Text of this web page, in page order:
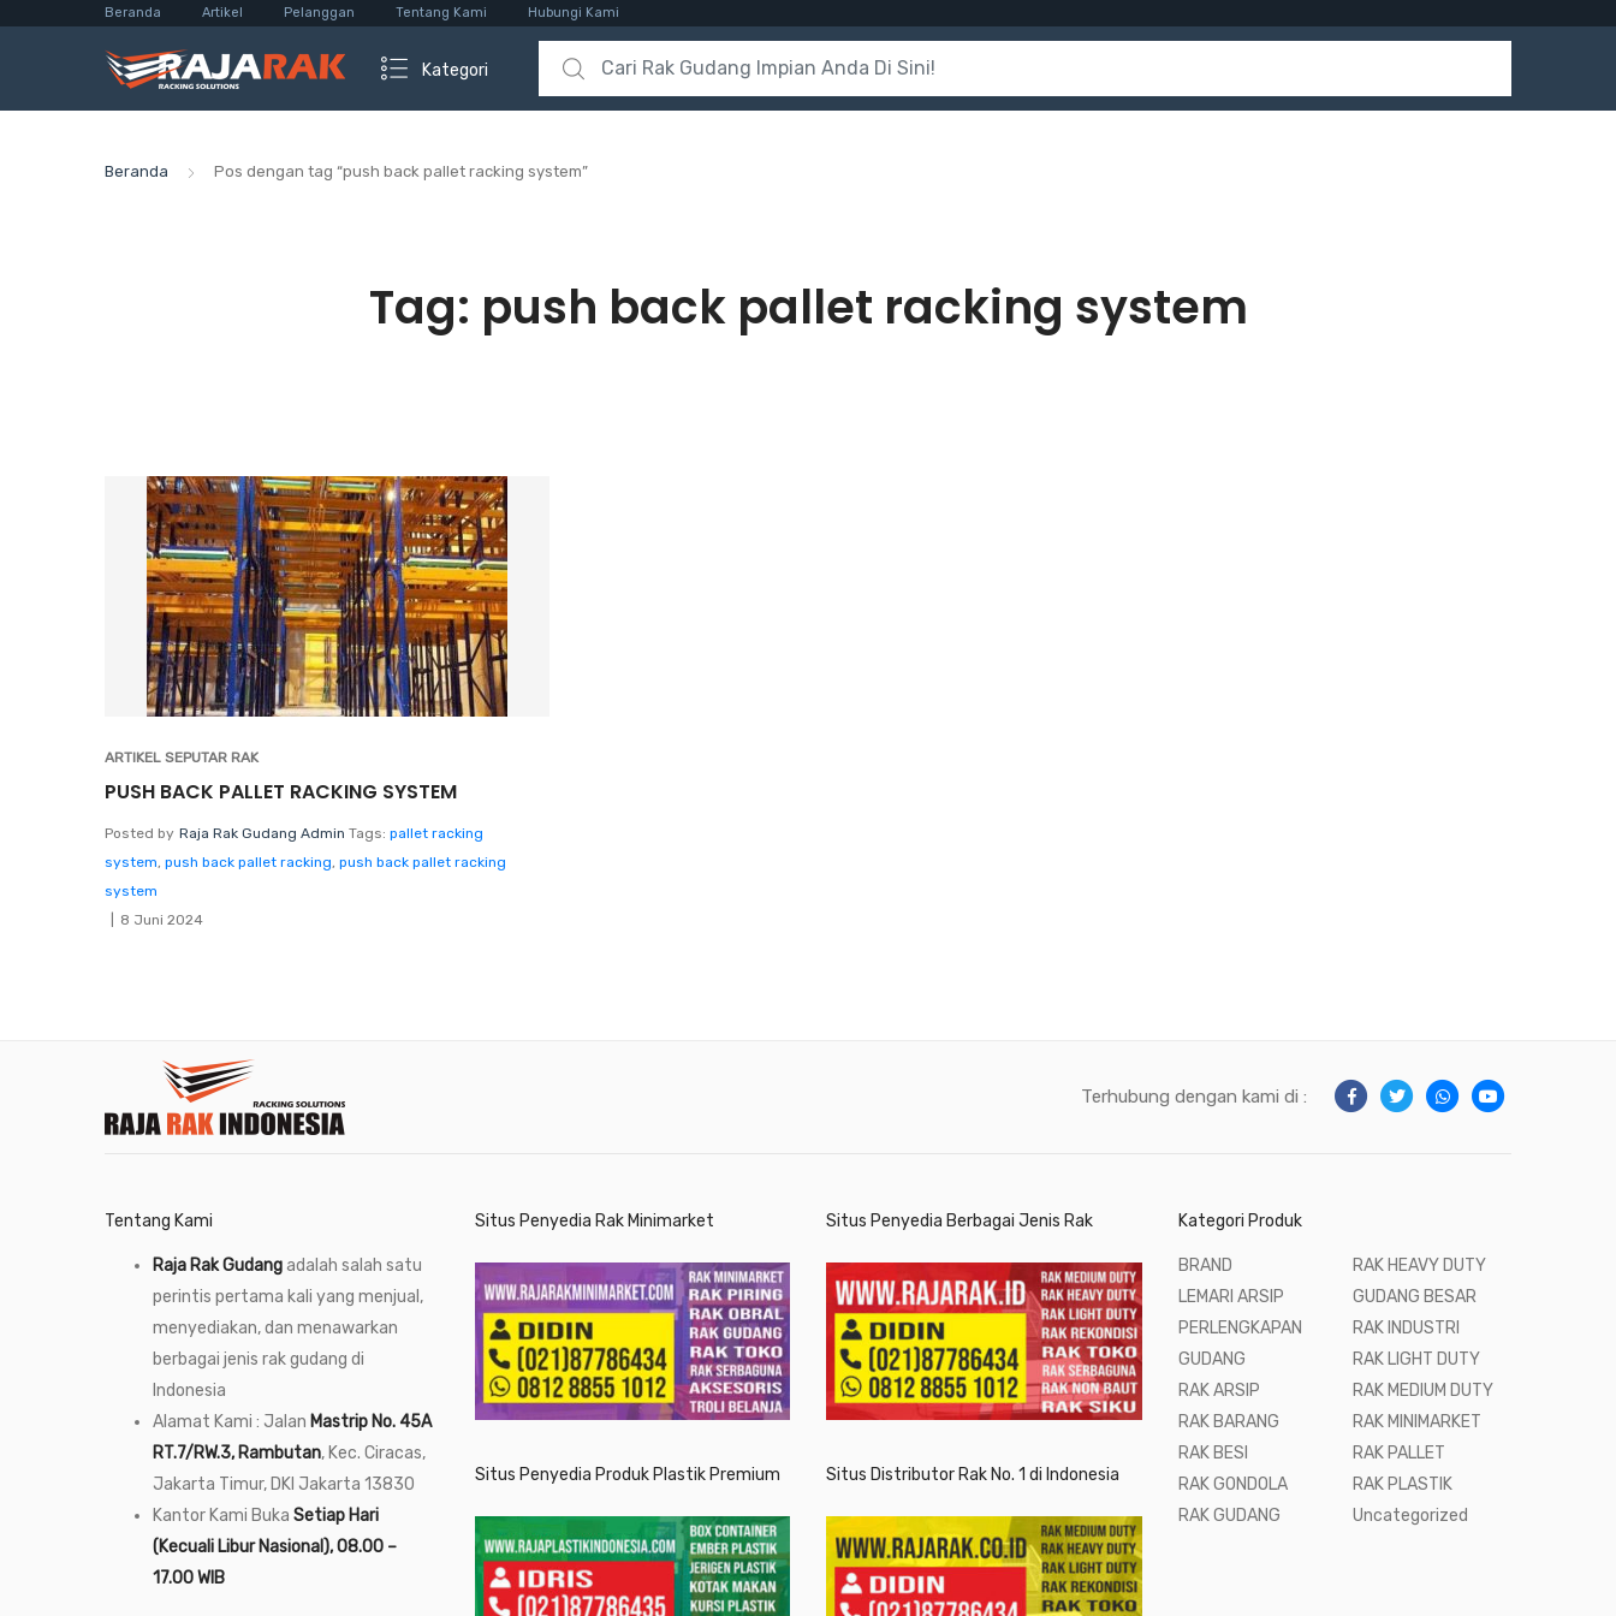
Beranda Artikel Pelanggan Tentang Kami Hubungi Kami
Kategori
Search for:
Beranda Pos dengan tag “push back pallet racking system”
Tag: push back pallet racking system
ARTIKEL SEPUTAR RAK
PUSH BACK PALLET RACKING SYSTEM
Posted by Raja Rak Gudang Admin Tags: pallet racking
system, push back pallet racking, push back pallet racking
system
8 Juni 2024
Terhubung dengan kami di :
Tentang Kami
Raja Rak Gudangadalah salah satu
perintis pertama kali yang menjual,
menyediakan, dan menawarkan
berbagai jenis rak gudang di
Indonesia
Alamat Kami : Jalan Mastrip No. 45A
RT.7/RW.3, Rambutan, Kec. Ciracas,
Jakarta Timur, DKI Jakarta 13830
Kantor Kami Buka Setiap Hari
(Kecuali Libur Nasional), 08.00 –
17.00 WIB
Situs Penyedia Rak Minimarket
Situs Penyedia Produk Plastik Premium
Situs Penyedia Berbagai Jenis Rak
Situs Distributor Rak No. 1 di Indonesia
Kategori Produk
BRAND
LEMARI ARSIP
PERLENGKAPAN
GUDANG
RAK ARSIP
RAK BARANG
RAK BESI
RAK GONDOLA
RAK GUDANG
RAK HEAVY DUTY
GUDANG BESAR
RAK INDUSTRI
RAK LIGHT DUTY
RAK MEDIUM DUTY
RAK MINIMARKET
RAK PALLET
RAK PLASTIK
Uncategorized